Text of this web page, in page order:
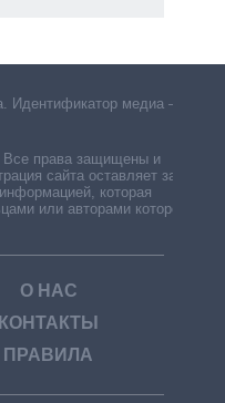
Идентификатор медиа –
Все права защищены и
сайта оставляет за
которая
или авторами которой
О НАС
КОНТАКТЫ
ПРАВИЛА